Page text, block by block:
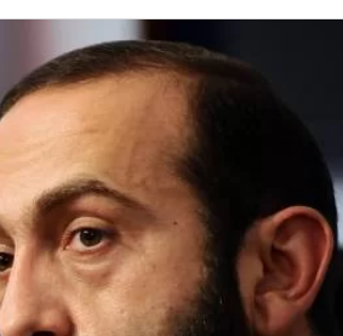
«Սմայլ Սվիթ»-ի զարգացման
ճանապարհը՝ Կոնվերս Բանկի
գործընկերությամբ